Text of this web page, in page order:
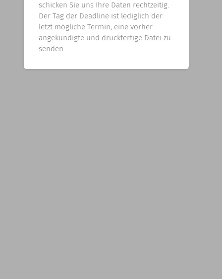
schicken Sie uns Ihre Daten rechtzeitig.
Der Tag der Deadline ist lediglich der
letzt mögliche Termin, eine vorher
angekündigte und druckfertige Datei zu
senden.